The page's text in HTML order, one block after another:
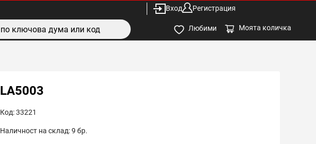
Вход Регистрация
Любими Моята количка
LA5003
Код:33221
Наличност на склад:9 бр.